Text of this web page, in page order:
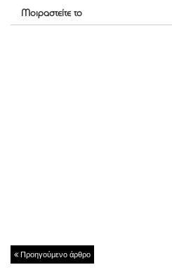
Μοιραστείτε το
Προηγούμενο άρθρο